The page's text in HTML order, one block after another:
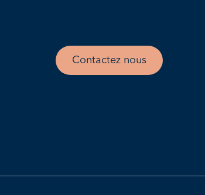
Contactez nous